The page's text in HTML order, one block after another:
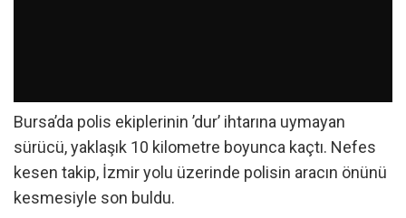
Bursa’da polis ekiplerinin ’dur’ ihtarına uymayan
sürücü, yaklaşık 10 kilometre boyunca kaçtı. Nefes
kesen takip, İzmir yolu üzerinde polisin aracın önünü
kesmesiyle son buldu.